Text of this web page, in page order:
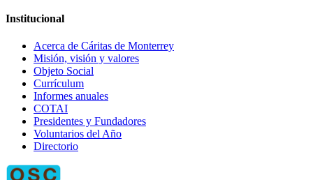
Institucional
Acerca de Cáritas de Monterrey
Misión, visión y valores
Objeto Social
Currículum
Informes anuales
COTAI
Presidentes y Fundadores
Voluntarios del Año
Directorio